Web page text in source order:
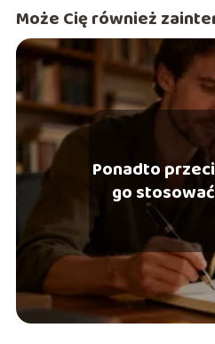
Może Cię również
Ponadto
go